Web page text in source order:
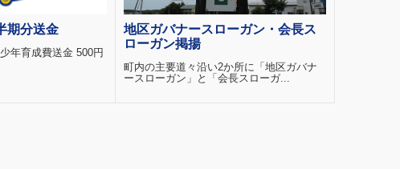
期分送金
年育成費送金 500円
地区ガバナースローガン・会長ス
ローガン掲揚
町内の主要道々沿い2か所に「地区ガバナ
ースローガン」と「会長スローガ...